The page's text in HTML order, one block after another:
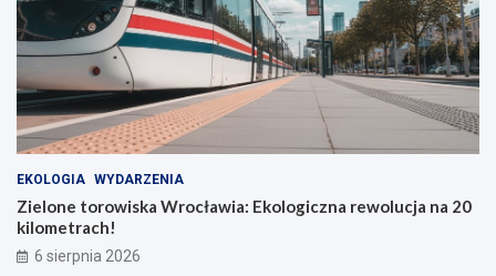
EKOLOGIA WYDARZENIA
Zielone torowiska Wrocławia: Ekologiczna rewolucja na 20
kilometrach!
6 sierpnia 2026